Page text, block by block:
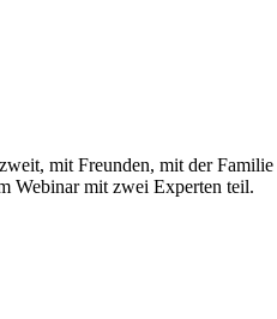
mit Freunden, mit der
Webinar mit zwei Experten teil.